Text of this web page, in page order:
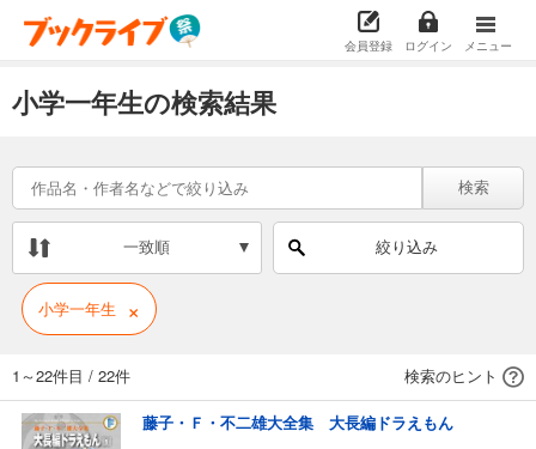
会員登録 ログイン メニュー
小学一年生の検索結果
検索
一致順 絞り込み
小学一年生 ×
1～22件目 / 22件 検索のヒント
藤子・Ｆ・不二雄大全集 大長編ドラえもん